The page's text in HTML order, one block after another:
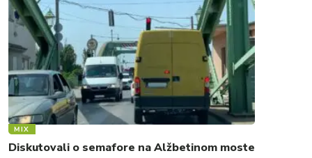
MIX
Diskutovali o semafore na Alžbetinom moste